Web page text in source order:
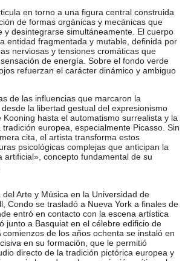
en torno a una figura central construida
de formas orgánicas y mecánicas que
y desintegrarse simultáneamente. El cuerpo
entidad fragmentada y mutable, definida por
nerviosas y tensiones cromáticas que
de energía. Sobre el fondo verde
refuerzan el carácter dinámico y ambiguo
de las influencias que marcaron la
la libertad gestual del expresionismo
Kooning hasta el automatismo surrealista y la
europea, especialmente Picasso. Sin
cita, el artista transforma estos
psicológicas complejas que anticipan la
artificial», concepto fundamental de su
Arte y Música en la Universidad de
Condo se trasladó a Nueva York a finales de
entró en contacto con la escena artística
junto a Basquiat en el célebre edificio de
comienzos de los años ochenta se instaló en
en su formación, que le permitió
directo de la tradición pictórica europea y